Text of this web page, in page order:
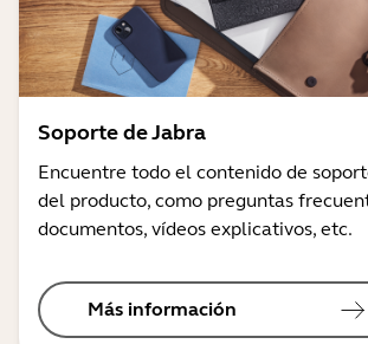
Soporte de Jabra
Encuentre todo el contenido de
del producto, como preguntas
documentos, vídeos explicativos, etc.
Más información